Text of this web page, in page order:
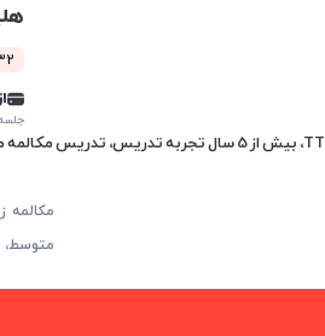
832
از
جلسه ۱
متوسط،